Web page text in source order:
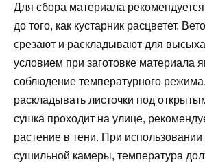
Для сбора материала рекомендуется
до того, как кустарник расцветет.
срезают и раскладывают для
условием при заготовке материала
соблюдение температурного
раскладывать листочки под
сушка проходит на улице,
растение в тени. При использовании
сушильной камеры, температура